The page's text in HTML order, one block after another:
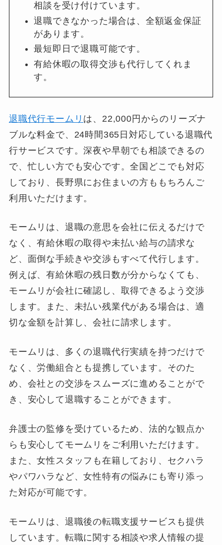
相談を受け付けています。
退職できなかった場合は、全額返金保証
があります。
最短即日で退職可能です。
有給休暇の取得交渉も代行してくれま
す。
退職代行モームリ は、22,000円からのリーズナ
ブルな料金で、24時間365日対応している退職代
行サービスです。深夜や早朝でも相談できるの
で、忙しい方でも安心です。全国どこでも対応
しており、長野県にお住まいの方ももちろんご
利用いただけます。
モームリは、退職の意思を会社に伝えるだけで
なく、有給休暇の取得や未払い給与の請求な
ど、面倒な手続きや交渉もすべて代行します。
例えば、有給休暇の残日数が分からなくても、
モームリが会社に確認し、取得できるよう交渉
します。また、未払い残業代がある場合は、適
切な金額を計算し、会社に請求します。
モームリは、多くの退職代行実績を持つだけで
なく、労働組合とも提携しています。そのた
め、会社との交渉をスムーズに進めることがで
き、安心して退職することができます。
弁護士の監修を受けているため、法的な観点か
らも安心してモームリをご利用いただけます。
また、女性スタッフも在籍しており、セクハラ
やパワハラなど、女性特有の悩みにも寄り添っ
た対応が可能です。
モームリは、退職後の転職支援サービスも提供
しています。転職に関する相談や求人情報の提